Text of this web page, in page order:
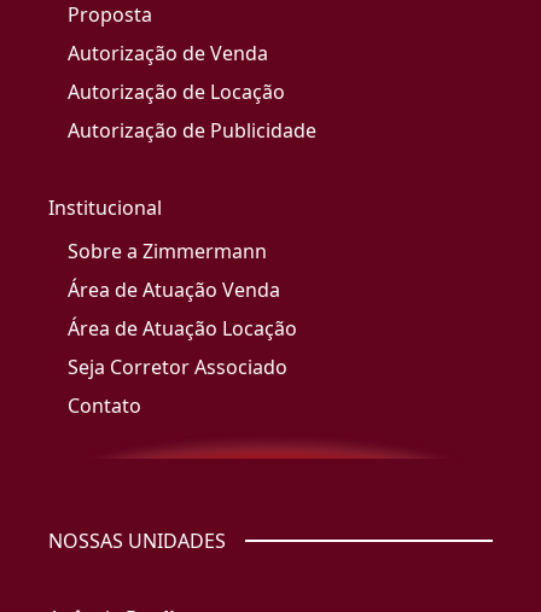
Proposta
Autorização de Venda
Autorização de Locação
Autorização de Publicidade
Institucional
Sobre a Zimmermann
Área de Atuação Venda
Área de Atuação Locação
Seja Corretor Associado
Contato
NOSSAS UNIDADES